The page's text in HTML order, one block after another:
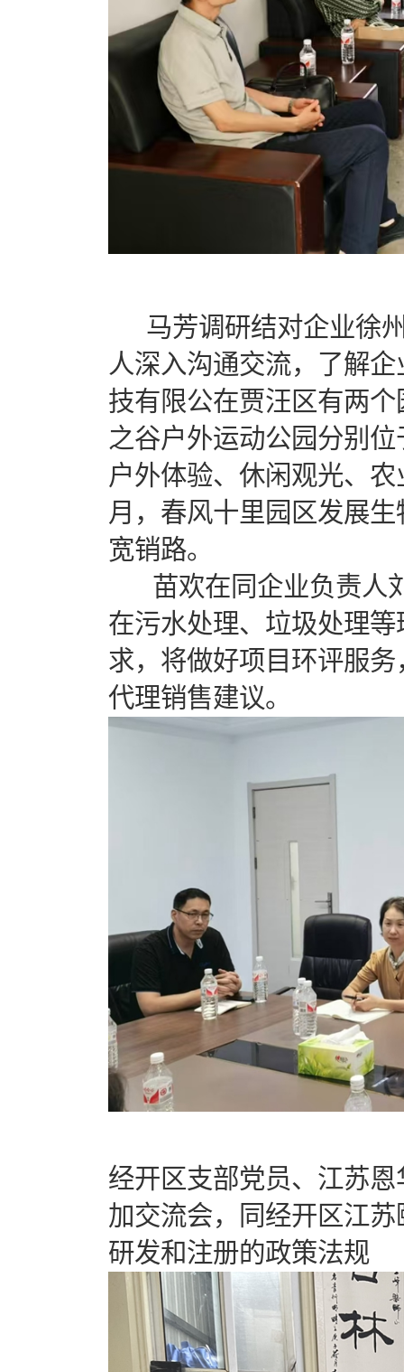
马芳调研结对企业徐
人深入沟通交流，了解
技有限公在贾汪区有两
之谷户外运动公园分别
户外体验、休闲观光、
月，春风十里园区发展
宽销路。
苗欢在同企业负责人
在污水处理、垃圾处理
求，将做好项目环评服
代理销售建议。
经开区支部党员、江苏
加交流会，同经开区江
研发和注册的政策法规